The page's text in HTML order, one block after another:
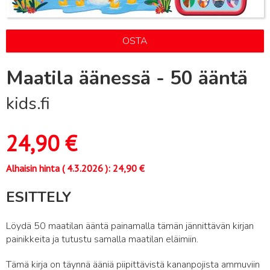
OSTA
Maatila äänessä - 50 ääntä
kids.fi
24,90€
Alhaisin hinta (4.3.2026): 24,90 €
ESITTELY
Löydä 50 maatilan ääntä painamalla tämän jännittävän kirjan
painikkeita ja tutustu samalla maatilan eläimiin.
Tämä kirja on täynnä ääniä piipittävistä kananpojista ammuviin